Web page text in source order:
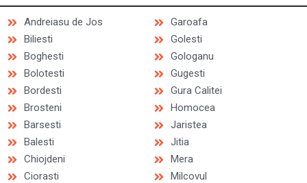
Andreiasu de Jos
Biliesti
Boghesti
Bolotesti
Bordesti
Brosteni
Barsesti
Balesti
Chiojdeni
Ciorasti
Garoafa
Golesti
Gologanu
Gugesti
Gura Calitei
Homocea
Jaristea
Jitia
Mera
Milcovul